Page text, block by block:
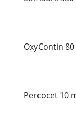
OxyContin
Percocet 10